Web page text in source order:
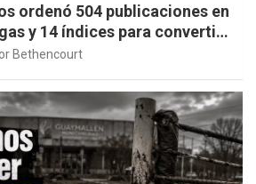
ordenó 504 publicaciones en
y 14 índices para convertir
en memoria pública
Bethencourt